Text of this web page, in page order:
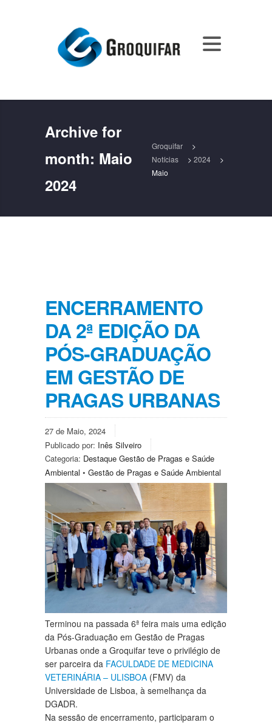
Archive for
month: Maio
2024
Groquifar
>
Notícias
> 2024
>
Maio
ENCERRAMENTO
DA 2ª EDIÇÃO DA
PÓS-GRADUAÇÃO
EM GESTÃO DE
PRAGAS URBANAS
27 de Maio, 2024
Publicado por: Inês Silveiro
Categoria: Destaque Gestão de Pragas e Saúde
Ambiental • Gestão de Pragas e Saúde Ambiental
Terminou na passada 6ª feira mais uma edição
da Pós-Graduação em Gestão de Pragas
Urbanas onde a Groquifar teve o privilégio de
ser parceira da FACULDADE DE MEDICINA
VETERINÁRIA – ULISBOA (FMV) da
Universidade de Lisboa, à semelhança da
DGADR.
Na sessão de encerramento, participaram o